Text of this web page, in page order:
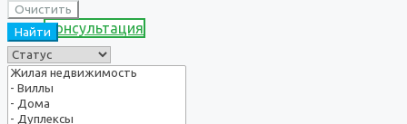
Консультация
Очистить
Найти